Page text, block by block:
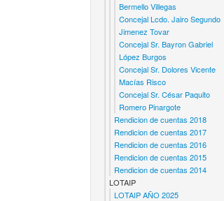
Bermello Villegas
Concejal Lcdo. Jairo Segundo
Jimenez Tovar
Concejal Sr. Bayron Gabriel
López Burgos
Concejal Sr. Dolores Vicente
Macías Risco
Concejal Sr. César Paquito
Romero Pinargote
Rendicion de cuentas 2018
Rendicion de cuentas 2017
Rendicion de cuentas 2016
Rendicion de cuentas 2015
Rendicion de cuentas 2014
LOTAIP
LOTAIP AÑO 2025